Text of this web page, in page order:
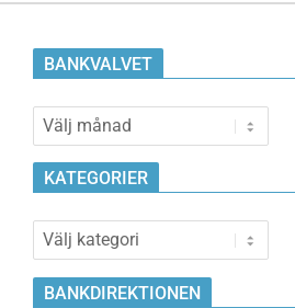
BANKVALVET
Bankvalvet
KATEGORIER
Kategorier
BANKDIREKTIONEN